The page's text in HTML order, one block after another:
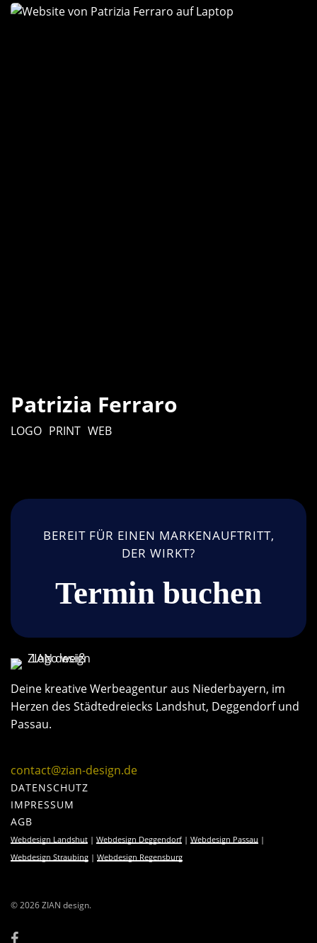
Patrizia
LOGO PRINT WEB
Patrizia Ferraro
BEREIT FÜR EINEN MARKENAUFTRITT,
DER WIRKT?
Termin buchen
Deine kreative Werbeagentur aus Niederbayern, im
Herzen des Städtedreiecks Landshut, Deggendorf und
Passau.
contact@zian-design.de
DATENSCHUTZ
IMPRESSUM
AGB
Webdesign Landshut |Webdesign Deggendorf |Webdesign Passau |
Webdesign Straubing |Webdesign Regensburg
© 2026 ZIAN design.
facebook